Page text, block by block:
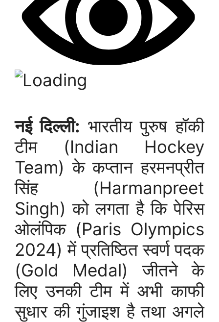
नई दिल्ली: भारतीय पुरुष हॉकी
टीम (Indian Hockey
Team) के कप्तान हरमनप्रीत
सिंह (Harmanpreet
Singh) को लगता है कि पेरिस
ओलंपिक (Paris Olympics
2024) में प्रतिष्ठित स्वर्ण पदक
(Gold Medal) जीतने के
लिए उनकी टीम में अभी काफी
सुधार की गुंजाइश है तथा अगले